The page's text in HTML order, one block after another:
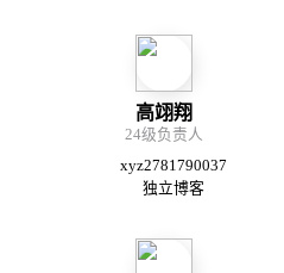
高翊翔
24级负责人
xyz2781790037
独立博客